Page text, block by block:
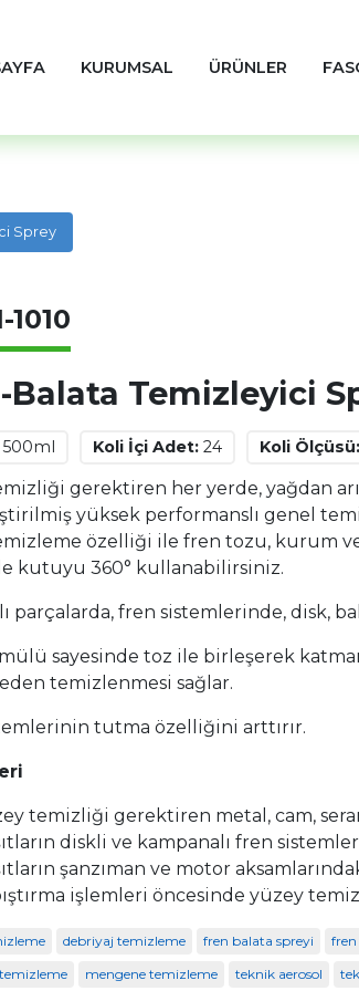
KURUMSAL ÜRÜNLER
Sprey
Balata Temizleyici
1010
500ml Koli İçi Adet: 24 Koli Ölçüsü:
gerektiren her yerde, yağdan
yüksek performanslı genel
özelliği ile fren tozu, kurum ve
kutuyu 360° kullanabilirsiniz.
parçalarda, fren sistemlerinde, disk,
sayesinde toz ile birleşerek
temizlenmesi sağlar.
tutma özelliğini arttırır.
temizliği gerektiren metal, cam,
diskli ve kampanalı fren
şanzıman ve motor
işlemleri öncesinde yüzey
debriyaj temizleme fren balata spreyi
mengene temizleme teknik aerosol